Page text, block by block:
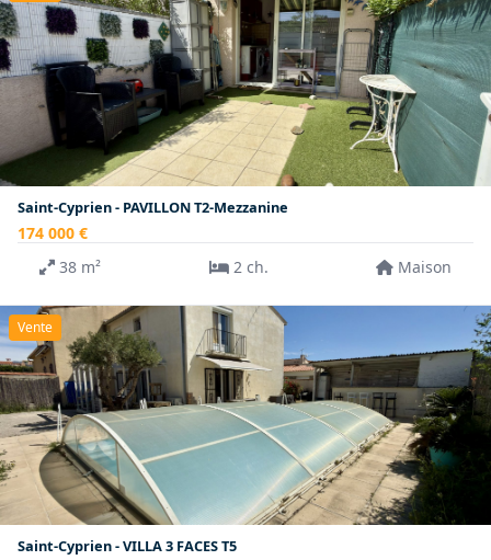
Saint-Cyprien - PAVILLON T2-Mezzanine
174 000 €
38 m²
2 ch. Maison
Vente
Saint-Cyprien - VILLA 3 FACES T5